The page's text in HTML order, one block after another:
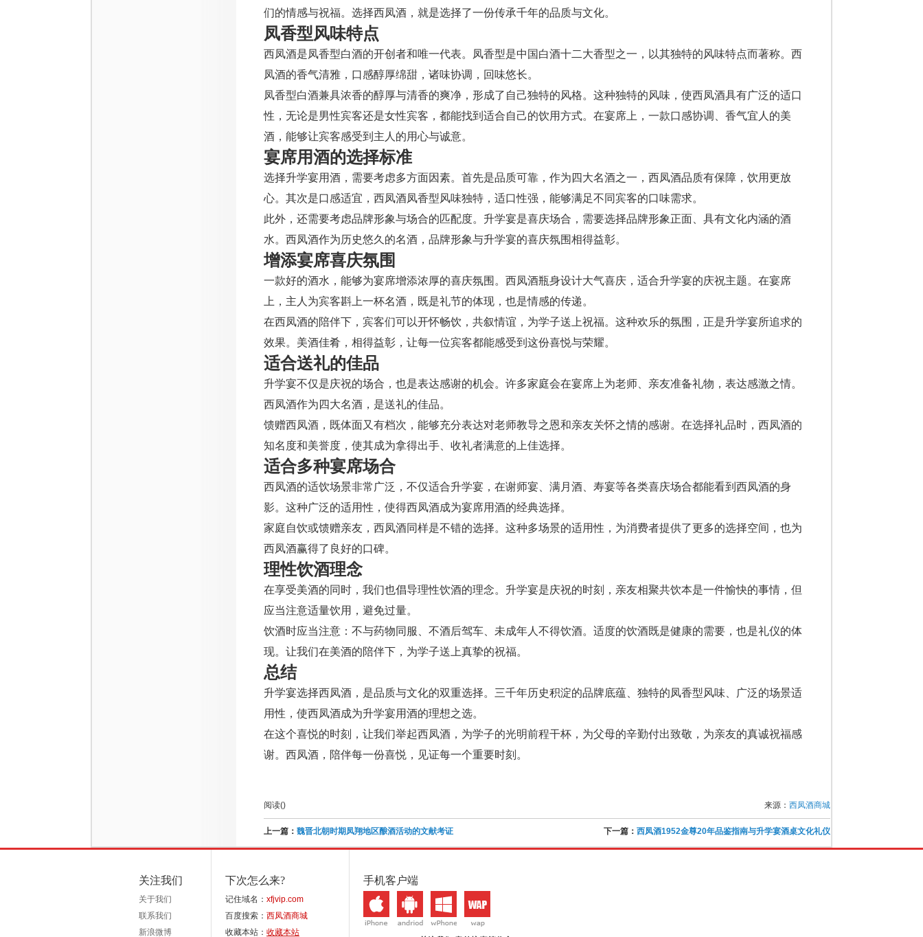
们的情感与祝福。选择西凤酒，就是选择了一份传承千年的品质与文化。
凤香型风味特点
西凤酒是凤香型白酒的开创者和唯一代表。凤香型是中国白酒十二大香型之一，以其独特的风味特点而著称。西
凤酒的香气清雅，口感醇厚绵甜，诸味协调，回味悠长。
凤香型白酒兼具浓香的醇厚与清香的爽净，形成了自己独特的风格。这种独特的风味，使西凤酒具有广泛的适口
性，无论是男性宾客还是女性宾客，都能找到适合自己的饮用方式。在宴席上，一款口感协调、香气宜人的美
酒，能够让宾客感受到主人的用心与诚意。
宴席用酒的选择标准
选择升学宴用酒，需要考虑多方面因素。首先是品质可靠，作为四大名酒之一，西凤酒品质有保障，饮用更放
心。其次是口感适宜，西凤酒凤香型风味独特，适口性强，能够满足不同宾客的口味需求。
此外，还需要考虑品牌形象与场合的匹配度。升学宴是喜庆场合，需要选择品牌形象正面、具有文化内涵的酒
水。西凤酒作为历史悠久的名酒，品牌形象与升学宴的喜庆氛围相得益彰。
增添宴席喜庆氛围
一款好的酒水，能够为宴席增添浓厚的喜庆氛围。西凤酒瓶身设计大气喜庆，适合升学宴的庆祝主题。在宴席
上，主人为宾客斟上一杯名酒，既是礼节的体现，也是情感的传递。
在西凤酒的陪伴下，宾客们可以开怀畅饮，共叙情谊，为学子送上祝福。这种欢乐的氛围，正是升学宴所追求的
效果。美酒佳肴，相得益彰，让每一位宾客都能感受到这份喜悦与荣耀。
适合送礼的佳品
升学宴不仅是庆祝的场合，也是表达感谢的机会。许多家庭会在宴席上为老师、亲友准备礼物，表达感激之情。
西凤酒作为四大名酒，是送礼的佳品。
馈赠西凤酒，既体面又有档次，能够充分表达对老师教导之恩和亲友关怀之情的感谢。在选择礼品时，西凤酒的
知名度和美誉度，使其成为拿得出手、收礼者满意的上佳选择。
适合多种宴席场合
西凤酒的适饮场景非常广泛，不仅适合升学宴，在谢师宴、满月酒、寿宴等各类喜庆场合都能看到西凤酒的身
影。这种广泛的适用性，使得西凤酒成为宴席用酒的经典选择。
家庭自饮或馈赠亲友，西凤酒同样是不错的选择。这种多场景的适用性，为消费者提供了更多的选择空间，也为
西凤酒赢得了良好的口碑。
理性饮酒理念
在享受美酒的同时，我们也倡导理性饮酒的理念。升学宴是庆祝的时刻，亲友相聚共饮本是一件愉快的事情，但
应当注意适量饮用，避免过量。
饮酒时应当注意：不与药物同服、不酒后驾车、未成年人不得饮酒。适度的饮酒既是健康的需要，也是礼仪的体
现。让我们在美酒的陪伴下，为学子送上真挚的祝福。
总结
升学宴选择西凤酒，是品质与文化的双重选择。三千年历史积淀的品牌底蕴、独特的凤香型风味、广泛的场景适
用性，使西凤酒成为升学宴用酒的理想之选。
在这个喜悦的时刻，让我们举起西凤酒，为学子的光明前程干杯，为父母的辛勤付出致敬，为亲友的真诚祝福感
谢。西凤酒，陪伴每一份喜悦，见证每一个重要时刻。
阅读() 来源： 西凤酒商城
上一篇： 魏晋北朝时期凤翔地区酿酒活动的文献考证 下一篇： 西凤酒1952金尊20年品鉴指南与升学宴酒桌文化礼仪
关注我们
关于我们
联系我们
新浪微博
下次怎么来?
记住域名： xfjvip.com
百度搜索： 西凤酒商城
收藏本站： 收藏本站
手机客户端